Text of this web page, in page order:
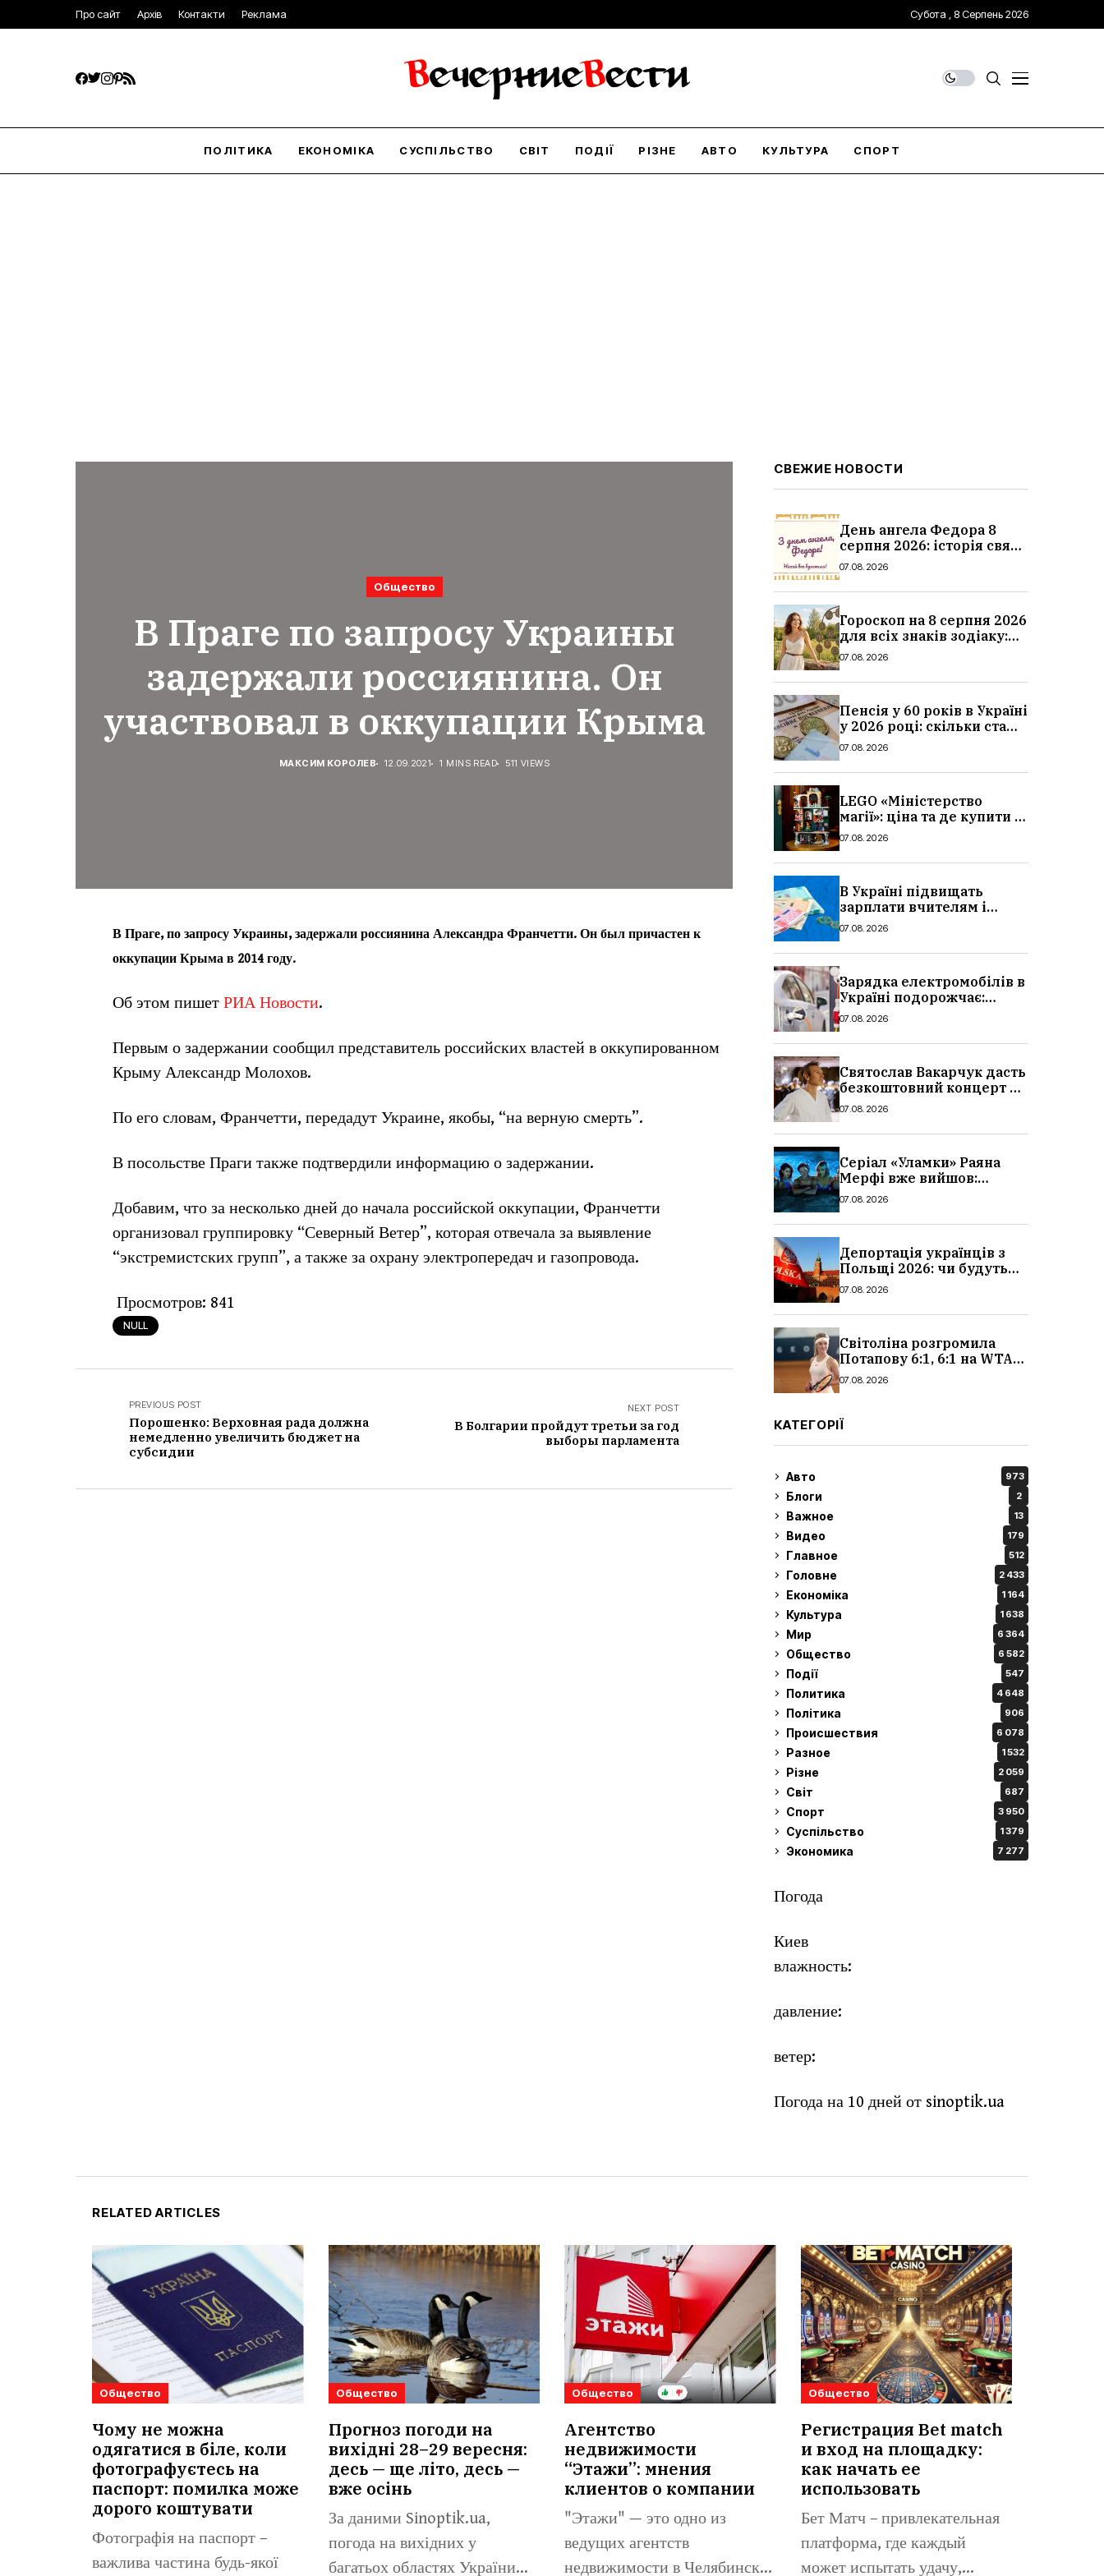
Про сайт Архів Контакти Реклама Субота , 8 Серпень 2026
ПОЛІТИКА ЕКОНОМІКА СУСПІЛЬСТВО СВІТ ПОДІЇ РІЗНЕ АВТО КУЛЬТУРА СПОРТ
Общество
В Праге по запросу Украины
задержали россиянина. Он
участвовал в оккупации Крыма
МАКСИМ КОРОЛЕВ 12.09.2021 1 MINS READ 511 VIEWS
В Праге, по запросу Украины, задержали россиянина Александра Франчетти. Он был причастен к
оккупации Крыма в 2014 году.
Об этом пишет РИА Новости.
Первым о задержании сообщил представитель российских властей в оккупированном
Крыму Александр Молохов.
По его словам, Франчетти, передадут Украине, якобы, “на верную смерть”.
В посольстве Праги также подтвердили информацию о задержании.
Добавим, что за несколько дней до начала российской оккупации, Франчетти
организовал группировку “Северный Ветер”, которая отвечала за выявление
“экстремистских групп”, а также за охрану электропередач и газопровода.
Просмотров: 841
NULL
PREVIOUS POST
Порошенко: Верховная рада должна
немедленно увеличить бюджет на
субсидии
NEXT POST
В Болгарии пройдут третьи за год
выборы парламента
СВЕЖИЕ НОВОСТИ
День ангела Федора 8
серпня 2026: історія свята,
значення імені,
прозі
07.08.2026
Гороскоп на 8 серпня 2026
для всіх знаків зодіаку:
кохання, гроші та справи
07.08.2026
Пенсія у 60 років в Україні
у 2026 році: скільки стажу
потрібно, умови, кому
07.08.2026
LEGO «Міністерство
магії»: ціна та де купити в
Україні
07.08.2026
В Україні підвищать
зарплати вчителям і
стипендії студентам з 1
суми, розмір
07.08.2026
Зарядка електромобілів в
Україні подорожчає:
причина і нові ціни з
07.08.2026
Святослав Вакарчук дасть
безкоштовний концерт у
Львові: дата і місце
07.08.2026
Серіал «Уламки» Раяна
Мерфі вже вийшов:
сюжет, актори та всі
07.08.2026
Депортація українців з
Польщі 2026: чи будуть
висилати українських
07.08.2026
Світоліна розгромила
Потапову 6:1, 6:1 на WTA
1000 у Торонто
07.08.2026
КАТЕГОРІЇ
Авто 973
Блоги 2
Важное 13
Видео 179
Главное 512
Головне 2 433
Економіка 1 164
Культура 1 638
Мир 6 364
Общество 6 582
Події 547
Политика 4 648
Політика 906
Происшествия 6 078
Разное 1 532
Різне 2 059
Світ 687
Спорт 3 950
Суспільство 1 379
Экономика 7 277
Погода
Киев
влажность:
давление:
ветер:
Погода на 10 дней от sinoptik.ua
RELATED ARTICLES
Общество
Чому не можна
одягатися в біле, коли
фотографуєтесь на
паспорт: помилка може
дорого коштувати
Фотографія на паспорт –
важлива частина будь-якої
Общество
Прогноз погоди на
вихідні 28–29 вересня:
десь — ще літо, десь —
вже осінь
За даними Sinoptik.ua,
погода на вихідних у
багатьох областях України
Общество
Агентство
недвижимости
“Этажи”: мнения
клиентов о компании
"Этажи" — это одно из
ведущих агентств
недвижимости в Челябинске,
Общество
Регистрация Bet match
и вход на площадку:
как начать ее
использовать
Бет Матч – привлекательная
платформа, где каждый
может испытать удачу,